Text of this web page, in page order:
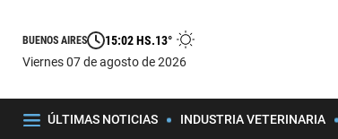
BUENOS AIRES 15:02 HS.13°
viernes 07 de agosto de 2026
ÚLTIMAS NOTICIAS INDUSTRIA VETERINARIA